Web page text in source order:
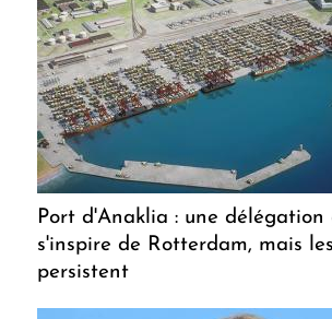
Port d'Anaklia : une délégation
s'inspire de Rotterdam, mais
persistent